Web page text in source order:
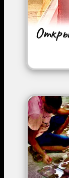
Image